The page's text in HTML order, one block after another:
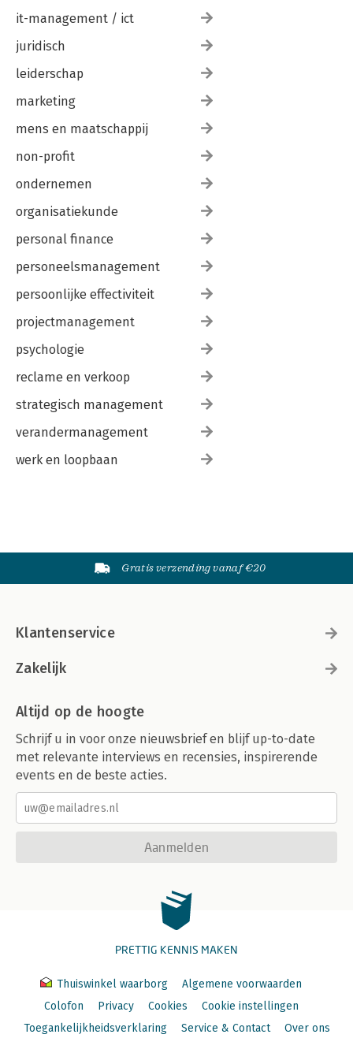
it-management / ict
juridisch
leiderschap
marketing
mens en maatschappij
non-profit
ondernemen
organisatiekunde
personal finance
personeelsmanagement
persoonlijke effectiviteit
projectmanagement
psychologie
reclame en verkoop
strategisch management
verandermanagement
werk en loopbaan
Gratis verzending vanaf €20
Klantenservice
Zakelijk
Altijd op de hoogte
Schrijf u in voor onze nieuwsbrief en blijf up-to-date
met relevante interviews en recensies, inspirerende
events en de beste acties.
Aanmelden
PRETTIG KENNIS MAKEN
Thuiswinkel waarborg
Algemene voorwaarden
Colofon
Privacy Cookies
Cookie instellingen
Toegankelijkheidsverklaring
Service & Contact Over ons